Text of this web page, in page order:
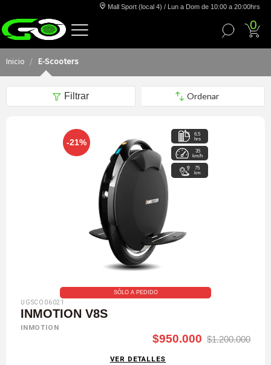
Mall Sport (local 4) / Lun a Dom de 10:00 a 20:00hrs
0
Inicio E-Scooters
Filtrar
-21%
6.5
hrs
35
km/h
75
km
SÓLO A PEDIDO
UGSCO06021
INMOTION V8S
INMOTION
$950.000 $1.200.000
VER DETALLES